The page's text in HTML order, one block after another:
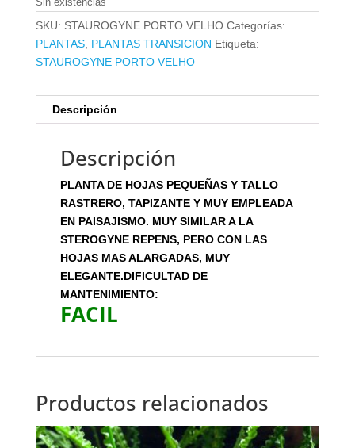
SKU: STAUROGYNE PORTO VELHO Categorías:
PLANTAS, PLANTAS TRANSICION Etiqueta:
STAUROGYNE PORTO VELHO
Descripción
Descripción
PLANTA DE HOJAS PEQUEÑAS Y TALLO
RASTRERO, TAPIZANTE Y MUY EMPLEADA
EN PAISAJISMO. MUY SIMILAR A LA
STEROGYNE REPENS, PERO CON LAS
HOJAS MAS ALARGADAS, MUY
ELEGANTE.DIFICULTAD DE
MANTENIMIENTO:
FACIL
Productos relacionados